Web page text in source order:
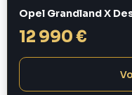
Opel Grandland X
12 990 €